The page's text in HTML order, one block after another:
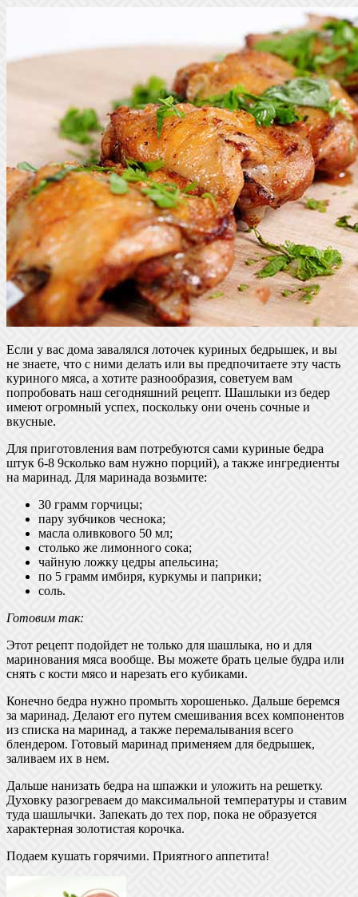
Если у вас дома завалялся лоточек куриных бедрышек, и вы
не знаете, что с ними делать или вы предпочитаете эту часть
куриного мяса, а хотите разнообразия, советуем вам
попробовать наш сегодняшний рецепт. Шашлыки из бедер
имеют огромный успех, поскольку они очень сочные и
вкусные.
Для приготовления вам потребуются сами куриные бедра
штук 6-8 9сколько вам нужно порций), а также ингредиенты
на маринад. Для маринада возьмите:
30 грамм горчицы;
пару зубчиков чеснока;
масла оливкового 50 мл;
столько же лимонного сока;
чайную ложку цедры апельсина;
по 5 грамм имбиря, куркумы и паприки;
соль.
Готовим так:
Этот рецепт подойдет не только для шашлыка, но и для
маринования мяса вообще. Вы можете брать целые будра или
снять с кости мясо и нарезать его кубиками.
Конечно бедра нужно промыть хорошенько. Дальше беремся
за маринад. Делают его путем смешивания всех компонентов
из списка на маринад, а также перемалывания всего
блендером. Готовый маринад применяем для бедрышек,
заливаем их в нем.
Дальше нанизать бедра на шпажки и уложить на решетку.
Духовку разогреваем до максимальной температуры и ставим
туда шашлычки. Запекать до тех пор, пока не образуется
характерная золотистая корочка.
Подаем кушать горячими. Приятного аппетита!